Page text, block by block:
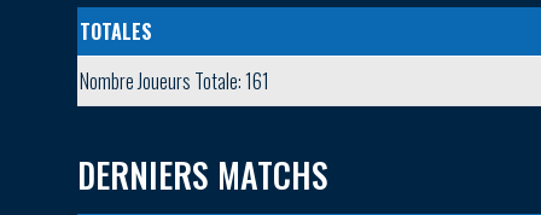
TOTALES
Nombre Joueurs Totale: 161
DERNIERS MATCHS